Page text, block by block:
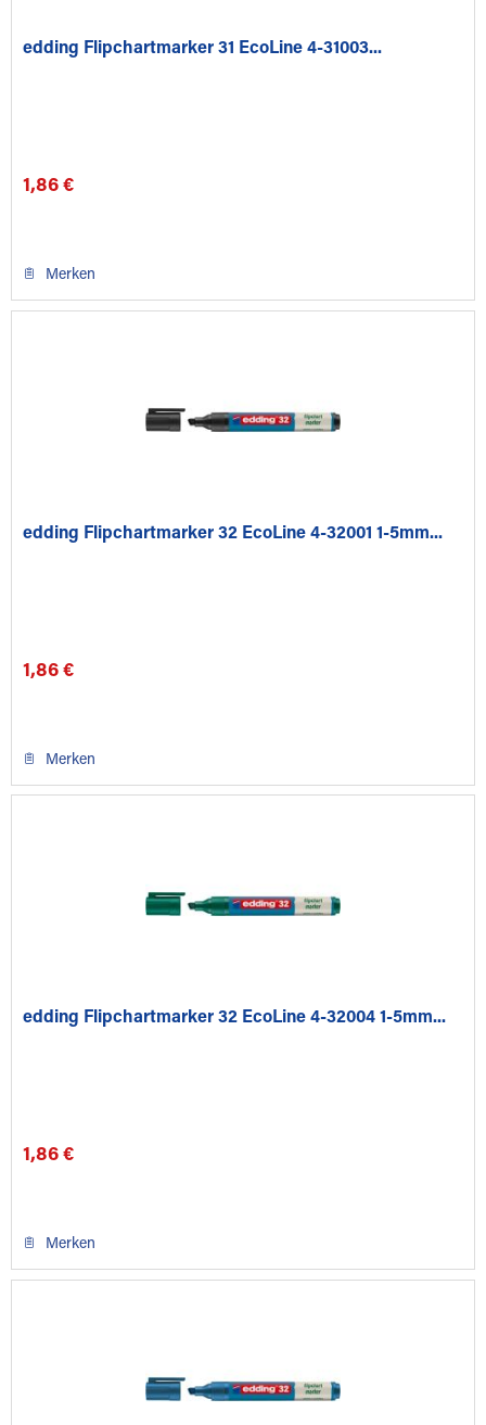
edding Flipchartmarker 31 EcoLine 4-31003...
1,86 €
Merken
edding Flipchartmarker 32 EcoLine 4-32001 1-5mm...
1,86 €
Merken
edding Flipchartmarker 32 EcoLine 4-32004 1-5mm...
1,86 €
Merken